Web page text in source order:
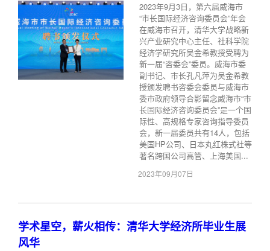
2023年9月3日，第六届威海市
“市长国际经济咨询委员会”年会
在威海市召开，清华大学战略新
兴产业研究中心主任、社科学院
经济学研究所吴金希教授受聘为
新一届“咨委会”委员。威海市委
副书记、市长孔凡萍为吴金希教
授颁发聘书咨委会委员与威海市
委市政府领导合影留念威海市“市
长国际经济咨询委员会”是一个国
际性、高规格专家咨询指导委员
会，新一届委员共有14人，包括
美国HP公司、日本丸红株式社等
著名跨国公司高管、上海美国...
2023年09月07日
学术星空，薪火相传：清华大学经济所毕业生展
风华